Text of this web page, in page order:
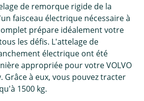
de remorque rigide de la
faisceau électrique nécessaire à
prépare idéalement votre
les défis. L'attelage de
électrique ont été
appropriée pour votre VOLVO
Grâce à eux, vous pouvez tracter
1500 kg.